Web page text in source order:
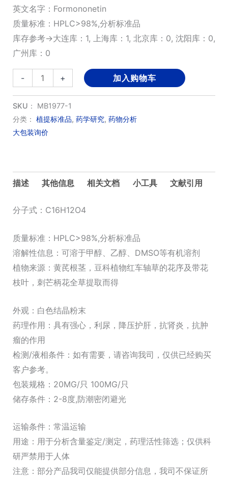
英文名字：Formononetin
质量标准：HPLC>98%,分析标准品
库存参考→大连库：1, 上海库：1, 北京库：0, 沈阳库：0,
广州库：0
-
芒
柄
花
素；
花
素
准
品）
数
量
+ 加入购物车
SKU： MB1977-1
分类： 植提标准品, 药学研究, 药物分析
大包装询价
描述 其他信息 相关文档 小工具 文献引用
分子式：C16H12O4
质量标准：HPLC>98%,分析标准品
溶解性信息：可溶于甲醇、乙醇、DMSO等有机溶剂
植物来源：黄芪根茎，豆科植物红车轴草的花序及带花
枝叶，刺芒柄花全草提取而得
外观：白色结晶粉末
药理作用：具有强心，利尿，降压护肝，抗肾炎，抗肿
瘤的作用
检测/液相条件：如有需要，请咨询我司，仅供已经购买
客户参考。
包装规格：20MG/只 100MG/只
储存条件：2-8度,防潮密闭避光
运输条件：常温运输
用途：用于分析含量鉴定/测定，药理活性筛选；仅供科
研严禁用于人体
注意：部分产品我司仅能提供部分信息，我司不保证所